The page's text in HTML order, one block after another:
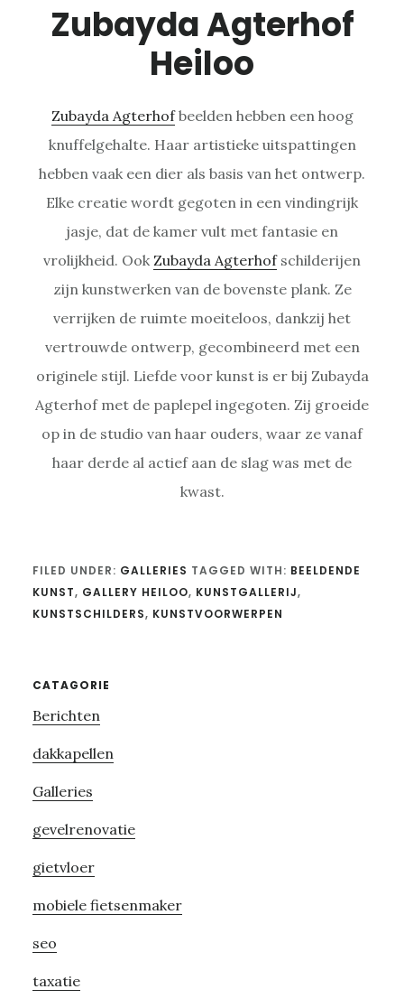
Zubayda Agterhof
Heiloo
Zubayda Agterhofbeelden hebben een hoog
knuffelgehalte. Haar artistieke uitspattingen
hebben vaak een dier als basis van het ontwerp.
Elke creatie wordt gegoten in een vindingrijk
jasje, dat de kamer vult met fantasie en
vrolijkheid. Ook Zubayda Agterhofschilderijen
zijn kunstwerken van de bovenste plank. Ze
verrijken de ruimte moeiteloos, dankzij het
vertrouwde ontwerp, gecombineerd met een
originele stijl. Liefde voor kunst is er bij Zubayda
Agterhof met de paplepel ingegoten. Zij groeide
op in de studio van haar ouders, waar ze vanaf
haar derde al actief aan de slag was met de
kwast.
FILED UNDER: GALLERIES TAGGED WITH: BEELDENDE
KUNST, GALLERY HEILOO, KUNSTGALLERIJ,
KUNSTSCHILDERS, KUNSTVOORWERPEN
Primary
Sidebar
CATAGORIE
Berichten
dakkapellen
Galleries
gevelrenovatie
gietvloer
mobiele fietsenmaker
seo
taxatie